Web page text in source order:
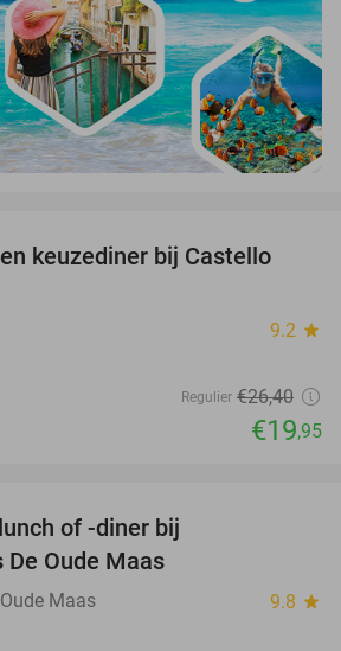
24%
keuzediner bij Castello
9.2 star
Regulier €26,40
€19,95
of -diner bij
De Oude Maas
Maas 9.8 star